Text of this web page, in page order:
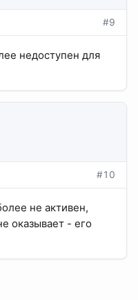
#9
недоступен для
#10
не активен,
оказывает - его